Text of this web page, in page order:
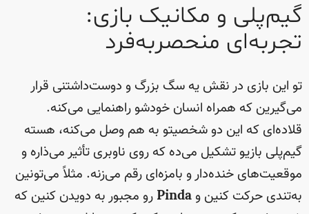
گیم‌پلی و مکانیک بازی:
تجربه‌ای منحصربه‌فرد
تو این بازی در نقش یه سگ بزرگ و دوست‌داشتنی قرار
می‌گیرین که همراه انسان خودشو راهنمایی می‌کنه.
قلاده‌ای که این دو شخصیتو به هم وصل می‌کنه، هسته
گیم‌پلی بازیو تشکیل می‌ده که روی ناوبری تأثیر می‌ذاره و
موقعیت‌های خنده‌دار و بامزه‌ای رقم می‌زنه. مثلاً می‌تونین
به‌تندی حرکت کنین و Pinda رو مجبور به دویدن کنین که